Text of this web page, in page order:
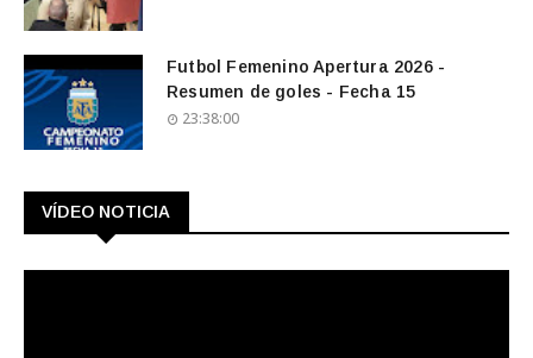
Futbol Femenino Apertura 2026 -
Resumen de goles - Fecha 15
23:38:00
VÍDEO NOTICIA